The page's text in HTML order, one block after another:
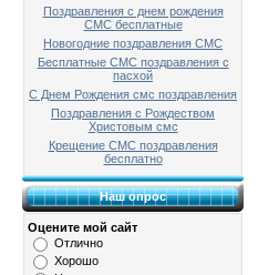
Поздравления с днем рождения
СМС бесплатные
Новогодние поздравления СМС
Бесплатные СМС поздравления с
пасхой
С Днем Рождения смс поздравления
Поздравления с Рождеством
Христовым смс
Крещение СМС поздравления
бесплатно
Наш опрос
Оцените мой сайт
Отлично
Хорошо